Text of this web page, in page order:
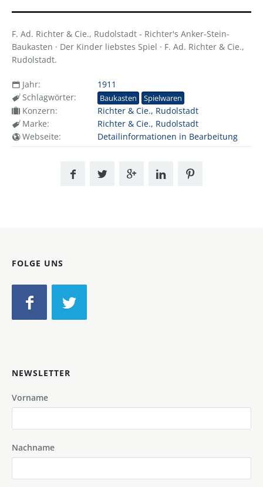
F. Ad. Richter & Cie., Rudolstadt - Richter's Anker-Stein-
Baukasten · Der Kinder liebstes Spiel · F. Ad. Richter & Cie.,
Rudolstadt.
Jahr:
1911
Schlagwörter:
Baukasten Spielwaren
Konzern:
Richter & Cie., Rudolstadt
Marke:
Richter & Cie., Rudolstadt
Webseite:
Detailinformationen in Bearbeitung
FOLGE UNS
NEWSLETTER
Vorname
Nachname